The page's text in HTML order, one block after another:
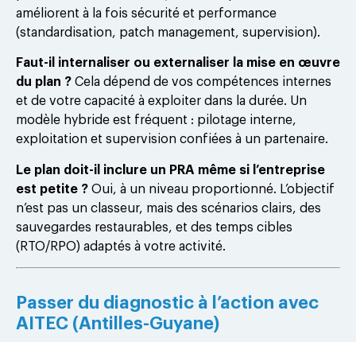
améliorent à la fois sécurité et performance
(standardisation, patch management, supervision).
Faut-il internaliser ou externaliser la mise en œuvre
du plan ? Cela dépend de vos compétences internes
et de votre capacité à exploiter dans la durée. Un
modèle hybride est fréquent : pilotage interne,
exploitation et supervision confiées à un partenaire.
Le plan doit-il inclure un PRA même si l’entreprise
est petite ? Oui, à un niveau proportionné. L’objectif
n’est pas un classeur, mais des scénarios clairs, des
sauvegardes restaurables, et des temps cibles
(RTO/RPO) adaptés à votre activité.
Passer du diagnostic à l’action avec
AITEC (Antilles-Guyane)